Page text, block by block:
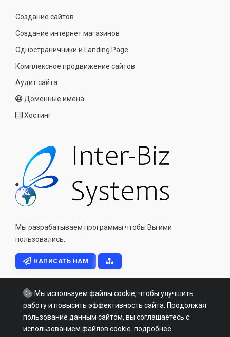
Создание сайтов
Создание интернет магазинов
Одностраничники и Landing Page
Комплексное продвижение сайтов
Аудит сайта
Доменные имена
Хостинг
Мы разрабатываем программы чтобы Вы ими
пользовались.
НАПИСАТЬ НАМ
Copyright © 2026 - All Rights Reserved - inter-biz.info Inter Biz
Мы используем файлы cookie, чтобы улучшить
работу и повысить эффективность сайта. Продолжая
пользование данным сайтом, вы соглашаетесь с
использованием файлов cookie. подробнее